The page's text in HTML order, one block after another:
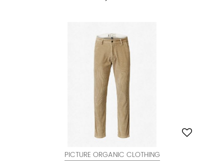
PICTURE ORGANIC CLOTHING